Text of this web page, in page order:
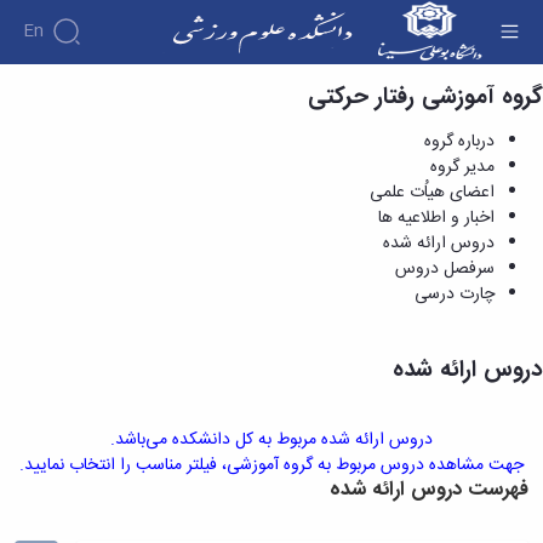
En
درباره
دانشکده
تاریخچه
ریاست
دانشکده
رؤسای
پیشین
اطلاعات
معاونت
آموزشی
آموزش
دوره
کارشناسی
فرم‌ها
و
آیین‌نامه‌ها
آیین‌نامه‌های
تحصیلات
تکمیلی
آیین‌نامه‌ها
سمینارها
پژوهش
پژوهش
فرم‌های
پژوهشی
لینک‌های
مفید
و
آزمایشگاه
آزمایشگاه
بیومکانیک
ورزشی
اساتید
اساتید
دانشکده
اساتید
آموزشی
گروه
های
گروه
علوم
مدیریت
ورزشی
گروه
دروس ارائه شده - دانشکده علوم ورزشی
گروه آموزشی رفتار حرکتی
درباره گروه
مدیر گروه
اعضای هیاُت علمی
اخبار و اطلاعیه ها
دروس ارائه شده
سرفصل دروس
چارت درسی
دروس ارائه شده
دروس ارائه شده مربوط به کل دانشکده می‌باشد.
جهت مشاهده دروس مربوط به گروه آموزشی، فیلتر مناسب را انتخاب نمایید.
فهرست دروس ارائه شده